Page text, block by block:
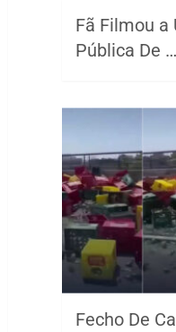
Fã Filmou
Pública De …
Fecho De